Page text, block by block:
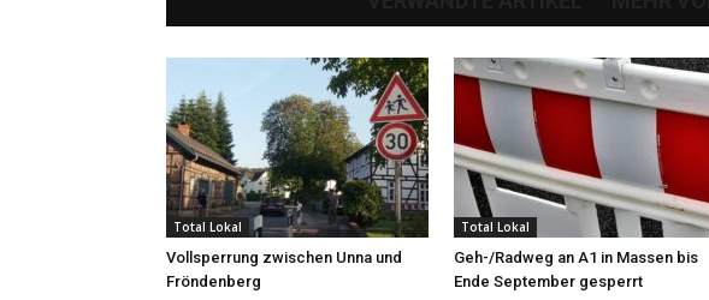
Total Lokal
Vollsperrung zwischen Unna und
Fröndenberg
Total Lokal
Geh-/Radweg an A1 in Massen bis
Ende September gesperrt